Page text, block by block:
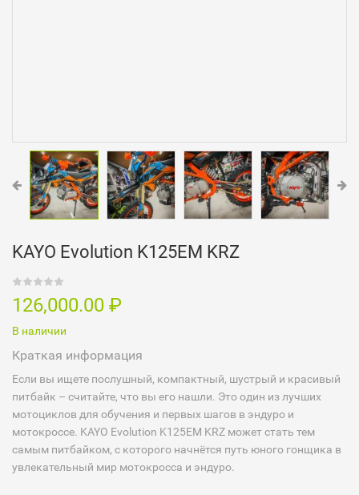
KAYO Evolution K125EM KRZ
126,000.00 ₽
В наличии
Краткая информация
Если вы ищете послушный, компактный, шустрый и красивый
питбайк – считайте, что вы его нашли. Это один из лучших
мотоциклов для обучения и первых шагов в эндуро и
мотокроссе. KAYO Evolution K125EM KRZ может стать тем
самым питбайком, с которого начнётся путь юного гонщика в
увлекательный мир мотокросса и эндуро.